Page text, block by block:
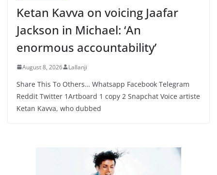
Ketan Kavva on voicing Jaafar
Jackson in Michael: ‘An
enormous accountability’
August 8, 2026 Lallanji
Share This To Others… Whatsapp Facebook Telegram
Reddit Twitter 1Artboard 1 copy 2 Snapchat Voice artiste
Ketan Kavva, who dubbed